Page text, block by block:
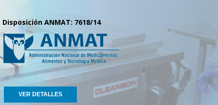
Disposición ANMAT: 7618/14
VER DETALLES